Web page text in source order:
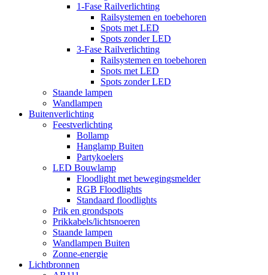
1-Fase Railverlichting
Railsystemen en toebehoren
Spots met LED
Spots zonder LED
3-Fase Railverlichting
Railsystemen en toebehoren
Spots met LED
Spots zonder LED
Staande lampen
Wandlampen
Buitenverlichting
Feestverlichting
Bollamp
Hanglamp Buiten
Partykoelers
LED Bouwlamp
Floodlight met bewegingsmelder
RGB Floodlights
Standaard floodlights
Prik en grondspots
Prikkabels/lichtsnoeren
Staande lampen
Wandlampen Buiten
Zonne-energie
Lichtbronnen